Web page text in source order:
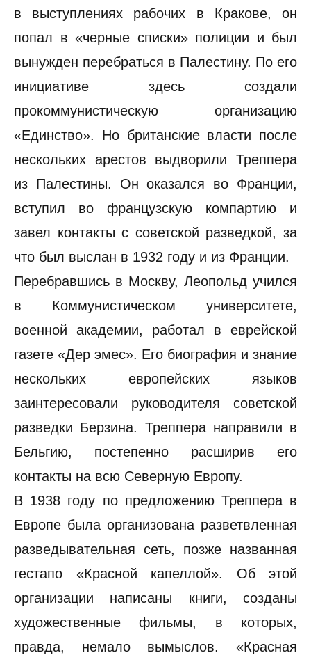
в выступлениях рабочих в Кракове, он
попал в «черные списки» полиции и был
вынужден перебраться в Палестину. По его
инициативе здесь создали
прокоммунистическую организацию
«Единство». Но британские власти после
нескольких арестов выдворили Треппера
из Палестины. Он оказался во Франции,
вступил во французскую компартию и
завел контакты с советской разведкой, за
что был выслан в 1932 году и из Франции.
Перебравшись в Москву, Леопольд учился
в Коммунистическом университете,
военной академии, работал в еврейской
газете «Дер эмес». Его биография и знание
нескольких европейских языков
заинтересовали руководителя советской
разведки Берзина. Треппера направили в
Бельгию, постепенно расширив его
контакты на всю Северную Европу.
В 1938 году по предложению Треппера в
Европе была организована разветвленная
разведывательная сеть, позже названная
гестапо «Красной капеллой». Об этой
организации написаны книги, созданы
художественные фильмы, в которых,
правда, немало вымыслов. «Красная